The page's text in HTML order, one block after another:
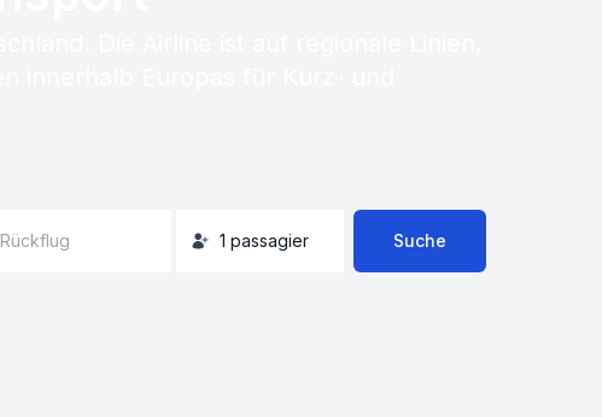
Rückflug 1 passagier Suche